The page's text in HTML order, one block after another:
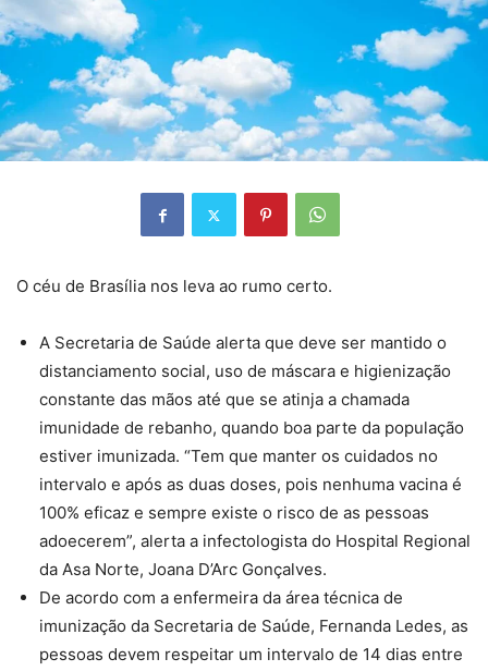
O céu de Brasília nos leva ao rumo certo.
A Secretaria de Saúde alerta que deve ser mantido o
distanciamento social, uso de máscara e higienização
constante das mãos até que se atinja a chamada
imunidade de rebanho, quando boa parte da população
estiver imunizada. “Tem que manter os cuidados no
intervalo e após as duas doses, pois nenhuma vacina é
100% eficaz e sempre existe o risco de as pessoas
adoecerem”, alerta a infectologista do Hospital Regional
da Asa Norte, Joana D’Arc Gonçalves.
De acordo com a enfermeira da área técnica de
imunização da Secretaria de Saúde, Fernanda Ledes, as
pessoas devem respeitar um intervalo de 14 dias entre